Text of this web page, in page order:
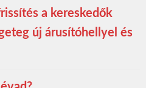
a kereskedők
új árusítóhellyel és